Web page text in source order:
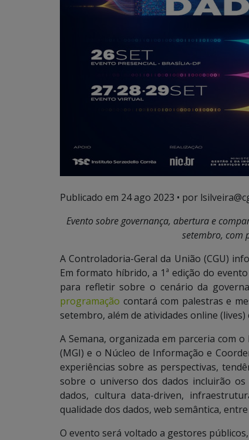
Publicado em 24 ago 2023 • por
Evento sobre governança, abertura e
setembro, com
A Controladoria-Geral da União (CGU)
Em formato híbrido, a 1ª edição do
para refletir sobre o cenário da
programação contará com palestras e
setembro, além de atividades online
A Semana, organizada em parceria com
(MGI) e o Núcleo de Informação e
experiências sobre as perspectivas,
sobre o universo dos dados incluirão
dados, cultura data-driven,
qualidade dos dados, web semântica,
O evento será voltado a gestores